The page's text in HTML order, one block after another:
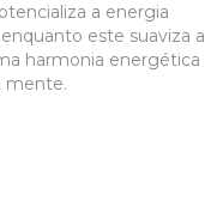
a energia
enquanto este suaviza a
harmonia energética
mente.